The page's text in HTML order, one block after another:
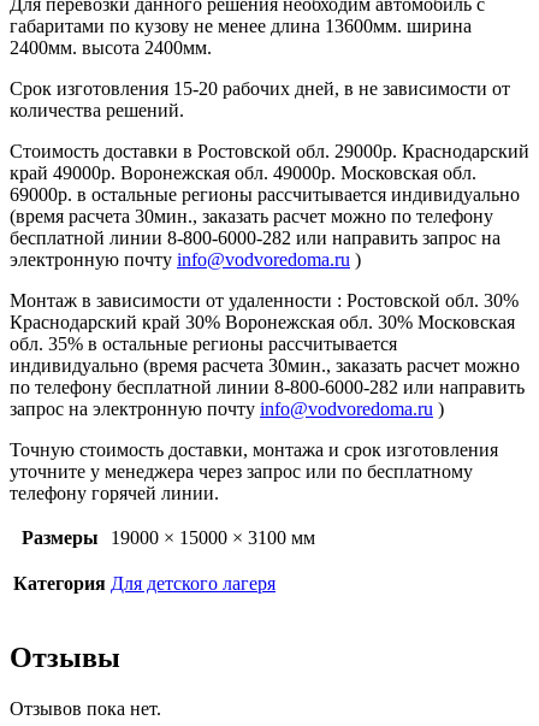
Для перевозки данного решения необходим автомобиль с
габаритами по кузову не менее длина 13600мм. ширина
2400мм. высота 2400мм.
Срок изготовления 15-20 рабочих дней, в не зависимости от
количества решений.
Стоимость доставки в Ростовской обл. 29000р. Краснодарский
край 49000р. Воронежская обл. 49000р. Московская обл.
69000р. в остальные регионы рассчитывается индивидуально
(время расчета 30мин., заказать расчет можно по телефону
бесплатной линии 8-800-6000-282 или направить запрос на
электронную почту info@vodvoredoma.ru )
Монтаж в зависимости от удаленности : Ростовской обл. 30%
Краснодарский край 30% Воронежская обл. 30% Московская
обл. 35% в остальные регионы рассчитывается
индивидуально (время расчета 30мин., заказать расчет можно
по телефону бесплатной линии 8-800-6000-282 или направить
запрос на электронную почту info@vodvoredoma.ru )
Точную стоимость доставки, монтажа и срок изготовления
уточните у менеджера через запрос или по бесплатному
телефону горячей линии.
Размеры 19000 × 15000 × 3100 мм
Категория Для детского лагеря
Отзывы
Отзывов пока нет.